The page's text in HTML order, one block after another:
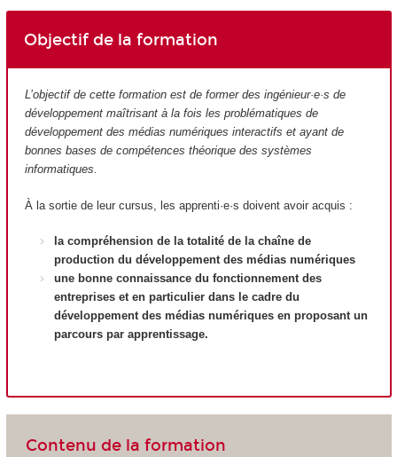
Objectif de la formation
L’objectif de cette formation est de former des ingénieur·e·s de
développement maîtrisant à la fois les problématiques de
développement des médias numériques interactifs et ayant de
bonnes bases de compétences théorique des systèmes
informatiques.
À la sortie de leur cursus, les apprenti·e·s doivent avoir acquis :
la compréhension de la totalité de la chaîne de
production du développement des médias numériques
une bonne connaissance du fonctionnement des
entreprises et en particulier dans le cadre du
développement des médias numériques en proposant un
parcours par apprentissage.
Contenu de la formation